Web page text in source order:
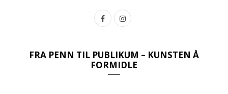
F
c
e
I
s
t
FRA PENN TIL PUBLIKUM – KUNSTEN Å
FORMIDLE